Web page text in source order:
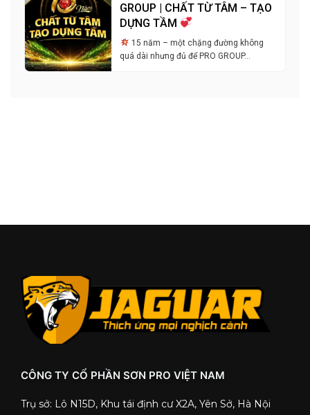
GROUP | CHẤT TỪ TÂM – TẠO
DỰNG TẦM
15 năm – một chặng đường không
quá dài nhưng đủ để PRO GROUP…
CÔNG TY CỔ PHẦN SƠN PRO VIỆT NAM
Trụ sở: Lô N15D, Khu tái định cư X2A, Yên Sở, Hà Nội